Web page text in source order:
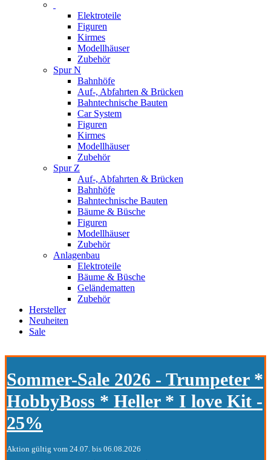
Elektroteile
Figuren
Kirmes
Modellhäuser
Zubehör
Spur N
Bahnhöfe
Auf-, Abfahrten & Brücken
Bahntechnische Bauten
Car System
Figuren
Kirmes
Modellhäuser
Zubehör
Spur Z
Auf-, Abfahrten & Brücken
Bahnhöfe
Bahntechnische Bauten
Bäume & Büsche
Figuren
Modellhäuser
Zubehör
Anlagenbau
Elektroteile
Bäume & Büsche
Geländematten
Zubehör
Hersteller
Neuheiten
Sale
Sommer-Sale 2026 - Trumpeter *
HobbyBoss * Heller * I love Kit -
25%
Aktion gültig vom 24.07. bis 06.08.2026